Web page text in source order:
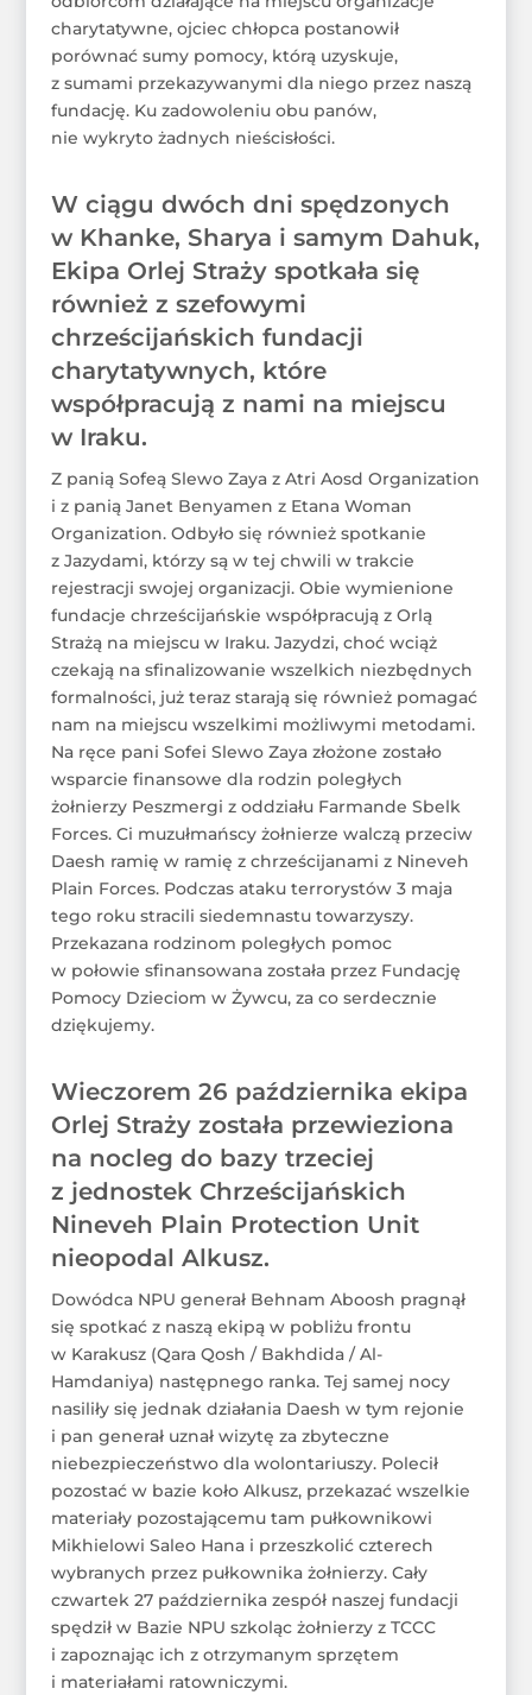
charytatywne, ojciec chłopca postanowił
porównać sumy pomocy, którą uzyskuje,
z sumami przekazywanymi dla niego przez naszą
fundację. Ku zadowoleniu obu panów,
nie wykryto żadnych nieścisłości.
W ciągu dwóch dni spędzonych
w Khanke, Sharya i samym Dahuk,
Ekipa Orlej Straży spotkała się
również z szefowymi
chrześcijańskich fundacji
charytatywnych, które
współpracują z nami na miejscu
w Iraku.
Z panią Sofeą Slewo Zaya z Atri Aosd Organization
i z panią Janet Benyamen z Etana Woman
Organization. Odbyło się również spotkanie
z Jazydami, którzy są w tej chwili w trakcie
rejestracji swojej organizacji. Obie wymienione
fundacje chrześcijańskie współpracują z Orlą
Strażą na miejscu w Iraku. Jazydzi, choć wciąż
czekają na sfinalizowanie wszelkich niezbędnych
formalności, już teraz starają się również pomagać
nam na miejscu wszelkimi możliwymi metodami.
Na ręce pani Sofei Slewo Zaya złożone zostało
wsparcie finansowe dla rodzin poległych
żołnierzy Peszmergi z oddziału Farmande Sbelk
Forces. Ci muzułmańscy żołnierze walczą przeciw
Daesh ramię w ramię z chrześcijanami z Nineveh
Plain Forces. Podczas ataku terrorystów 3 maja
tego roku stracili siedemnastu towarzyszy.
Przekazana rodzinom poległych pomoc
w połowie sfinansowana została przez Fundację
Pomocy Dzieciom w Żywcu, za co serdecznie
dziękujemy.
Wieczorem 26 października ekipa
Orlej Straży została przewieziona
na nocleg do bazy trzeciej
z jednostek Chrześcijańskich
Nineveh Plain Protection Unit
nieopodal Alkusz.
Dowódca NPU generał Behnam Aboosh pragnął
się spotkać z naszą ekipą w pobliżu frontu
w Karakusz (Qara Qosh / Bakhdida / Al-
Hamdaniya) następnego ranka. Tej samej nocy
nasiliły się jednak działania Daesh w tym rejonie
i pan generał uznał wizytę za zbyteczne
niebezpieczeństwo dla wolontariuszy. Polecił
pozostać w bazie koło Alkusz, przekazać wszelkie
materiały pozostającemu tam pułkownikowi
Mikhielowi Saleo Hana i przeszkolić czterech
wybranych przez pułkownika żołnierzy. Cały
czwartek 27 października zespół naszej fundacji
spędził w Bazie NPU szkoląc żołnierzy z TCCC
i zapoznając ich z otrzymanym sprzętem
i materiałami ratowniczymi.